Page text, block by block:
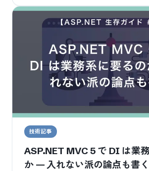
技術記事
ASP.NET MVC 5 で DI は業
か — 入れない派の論点も書く